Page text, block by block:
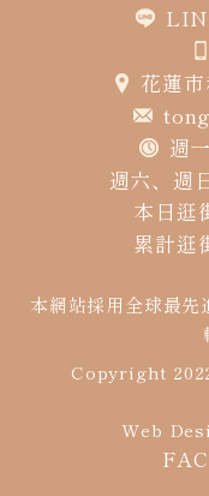
花蓮市
週
週六、週
本日逛
累計逛
本網站採用全球最
Copyright
Web